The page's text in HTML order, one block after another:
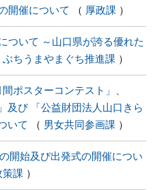
開催について 厚政課
ついて ～山口県が誇る優れた
ぶちうまやまぐち推進課
ポスターコンテスト」、
及び 「公益財団法人山口きら
いて
男女共同参画課
開始及び出発式の開催につい
策課